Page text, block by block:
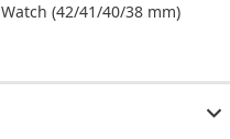
(42/41/40/38 mm)